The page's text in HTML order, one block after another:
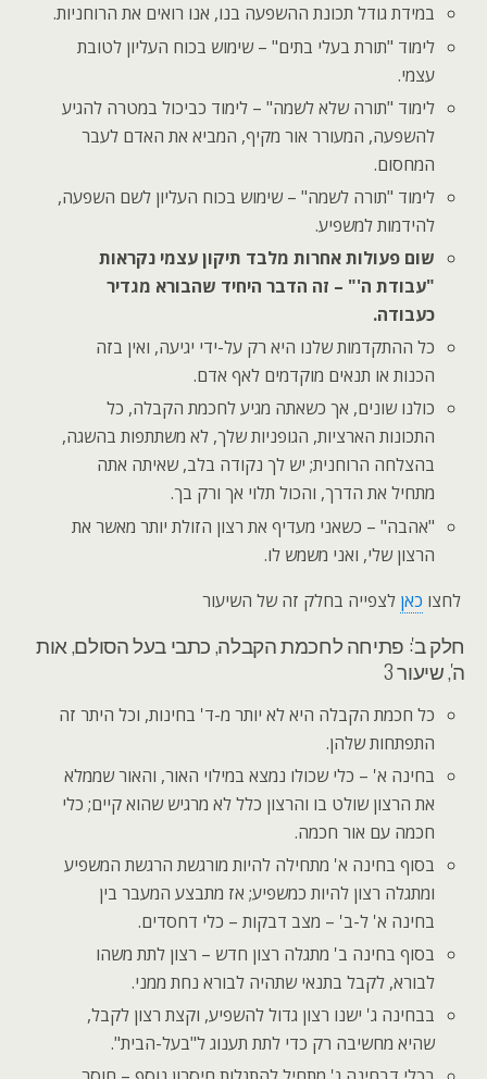
במידת גודל תכונת ההשפעה בנו, אנו רואים את הרוחניות.
לימוד "תורת בעלי בתים" – שימוש בכוח העליון לטובת
עצמי.
לימוד "תורה שלא לשמה" – לימוד כביכול במטרה להגיע
להשפעה, המעורר אור מקיף, המביא את האדם לעבר
המחסום.
לימוד "תורה לשמה" – שימוש בכוח העליון לשם השפעה,
להידמות למשפיע.
שום פעולות אחרות מלבד תיקון עצמי נקראות
"עבודת ה'" – זה הדבר היחיד שהבורא מגדיר
כעבודה.
כל ההתקדמות שלנו היא רק על-ידי יגיעה, ואין בזה
הכנות או תנאים מוקדמים לאף אדם.
כולנו שונים, אך כשאתה מגיע לחכמת הקבלה, כל
התכונות הארציות, הגופניות שלך, לא משתתפות בהשגה,
בהצלחה הרוחנית; יש לך נקודה בלב, שאיתה אתה
מתחיל את הדרך, והכול תלוי אך ורק בך.
"אהבה" – כשאני מעדיף את רצון הזולת יותר מאשר את
הרצון שלי, ואני משמש לו.
לחצו כאן לצפייה בחלק זה של השיעור
חלק ב': פתיחה לחכמת הקבלה, כתבי בעל הסולם, אות
ה', שיעור 3
כל חכמת הקבלה היא לא יותר מ-ד' בחינות, וכל היתר זה
התפתחות שלהן.
בחינה א' – כלי שכולו נמצא במילוי האור, והאור שממלא
את הרצון שולט בו והרצון כלל לא מרגיש שהוא קיים; כלי
חכמה עם אור חכמה.
בסוף בחינה א' מתחילה להיות מורגשת הרגשת המשפיע
ומתגלה רצון להיות כמשפיע; אז מתבצע המעבר בין
בחינה א' ל-ב' – מצב דבקות – כלי דחסדים.
בסוף בחינה ב' מתגלה רצון חדש – רצון לתת משהו
לבורא, לקבל בתנאי שתהיה לבורא נחת ממני.
בבחינה ג' ישנו רצון גדול להשפיע, וקצת רצון לקבל,
שהיא מחשיבה רק כדי לתת תענוג ל"בעל-הבית".